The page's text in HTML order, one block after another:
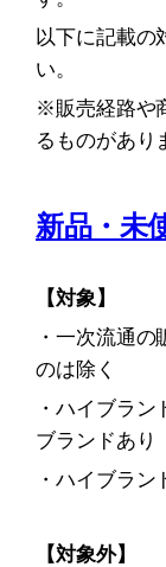
以下に記載の
い。
※販売経路や
るものがあり
新品・未
【対象】
・一次流通
のは除く
・ハイブラ
ブランドあり
・ハイブラ
【対象外】